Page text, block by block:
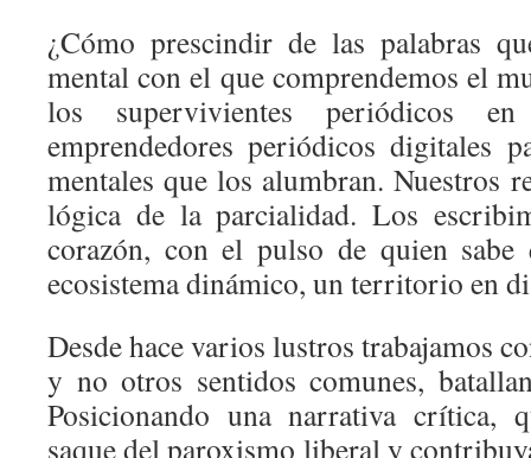
¿Cómo prescindir de las palabras
mental con el que comprendemos el
los supervivientes periódicos
emprendedores periódicos digitales
mentales que los alumbran. Nuestros
lógica de la parcialidad. Los
corazón, con el pulso de quien
ecosistema dinámico, un territorio en
Desde hace varios lustros trabajamos
y no otros sentidos comunes,
Posicionando una narrativa crítica,
saque del paroxismo liberal y